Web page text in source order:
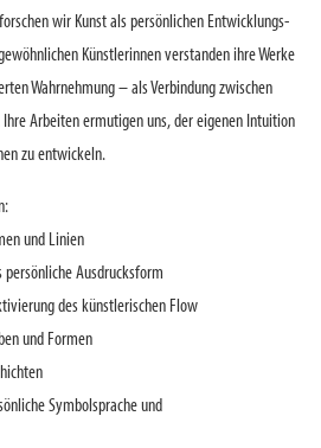
wir Kunst als persönlichen Entwicklungs-
Künstlerinnen verstanden ihre Werke
Wahrnehmung – als Verbindung zwischen
Arbeiten ermutigen uns, der eigenen Intuition
zu entwickeln.
und Linien
persönliche Ausdrucksform
des künstlerischen Flow
und Formen
Symbolsprache und